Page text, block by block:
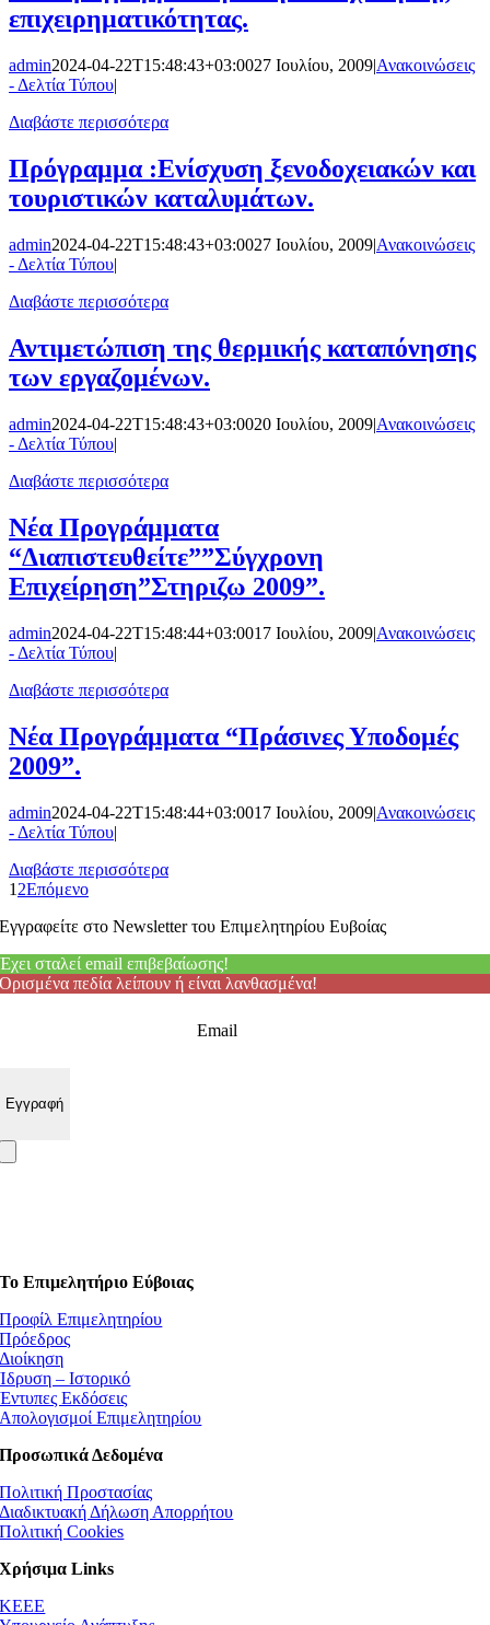
επιχειρηματικότητας.
admin2024-04-22T15:48:43+03:0027 Ιουλίου, 2009|Ανακοινώσεις
- Δελτία Τύπου|
Διαβάστε περισσότερα
Πρόγραμμα :Ενίσχυση ξενοδοχειακών και
τουριστικών καταλυμάτων.
admin2024-04-22T15:48:43+03:0027 Ιουλίου, 2009|Ανακοινώσεις
- Δελτία Τύπου|
Διαβάστε περισσότερα
Αντιμετώπιση της θερμικής καταπόνησης
των εργαζομένων.
admin2024-04-22T15:48:43+03:0020 Ιουλίου, 2009|Ανακοινώσεις
- Δελτία Τύπου|
Διαβάστε περισσότερα
Νέα Προγράμματα
“Διαπιστευθείτε””Σύγχρονη
Επιχείρηση”Στηριζω 2009”.
admin2024-04-22T15:48:44+03:0017 Ιουλίου, 2009|Ανακοινώσεις
- Δελτία Τύπου|
Διαβάστε περισσότερα
Νέα Προγράμματα “Πράσινες Υποδομές
2009”.
admin2024-04-22T15:48:44+03:0017 Ιουλίου, 2009|Ανακοινώσεις
- Δελτία Τύπου|
Διαβάστε περισσότερα
1 2Επόμενο
Εγγραφείτε στο Newsletter του Επιμελητηρίου Ευβοίας
Έχει σταλεί email επιβεβαίωσης!
Ορισμένα πεδία λείπουν ή είναι λανθασμένα!
Email
Το Επιμελητήριο Εύβοιας
Προφίλ Επιμελητηρίου
Πρόεδρος
Διοίκηση
Ίδρυση – Ιστορικό
Έντυπες Εκδόσεις
Απολογισμοί Επιμελητηρίου
Προσωπικά Δεδομένα
Πολιτική Προστασίας
Διαδικτυακή Δήλωση Απορρήτου
Πολιτική Cookies
Χρήσιμα Links
ΚEEE